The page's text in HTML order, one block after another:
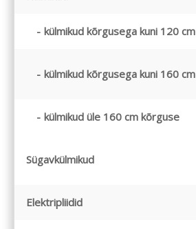
külmikud kõrgusega kuni 120 cm
külmikud kõrgusega kuni 160 cm
külmikud üle 160 cm kõrguse
Sügavkülmikud
Elektripliidid